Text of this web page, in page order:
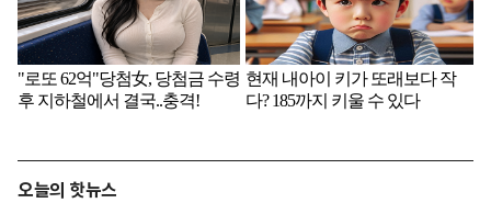
오늘의 핫뉴스